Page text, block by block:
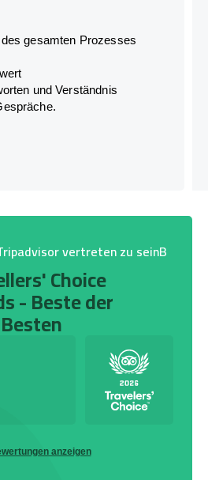
gesamten Prozesses
und Verständnis
vertreten zu seinB
Choice
- Beste der
Besten
anzeigen